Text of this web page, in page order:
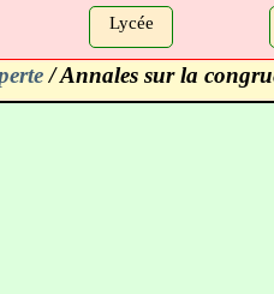
Lycée
/ Annales sur la